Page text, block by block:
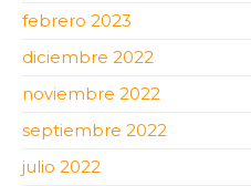
febrero 2023
diciembre 2022
noviembre 2022
septiembre 2022
julio 2022